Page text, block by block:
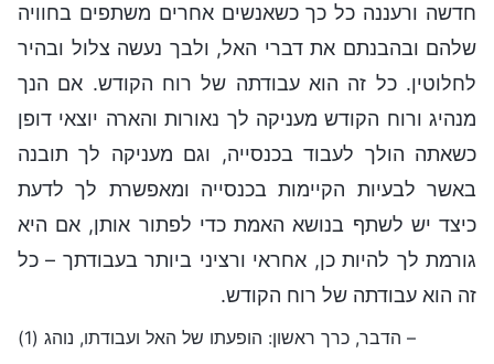
חדשה ורעננה כל כך כשאנשים אחרים משתפים בחוויה
שלהם ובהבנתם את דברי האל, ולבך נעשה צלול ובהיר
לחלוטין. כל זה הוא עבודתה של רוח הקודש. אם הנך
מנהיג ורוח הקודש מעניקה לך נאורות והארה יוצאי דופן
כשאתה הולך לעבוד בכנסייה, וגם מעניקה לך תובנה
באשר לבעיות הקיימות בכנסייה ומאפשרת לך לדעת
כיצד יש לשתף בנושא האמת כדי לפתור אותן, אם היא
גורמת לך להיות כן, אחראי ורציני ביותר בעבודתך – כל
זה הוא עבודתה של רוח הקודש.
– הדבר, כרך ראשון: הופעתו של האל ועבודתו, נוהג (1)